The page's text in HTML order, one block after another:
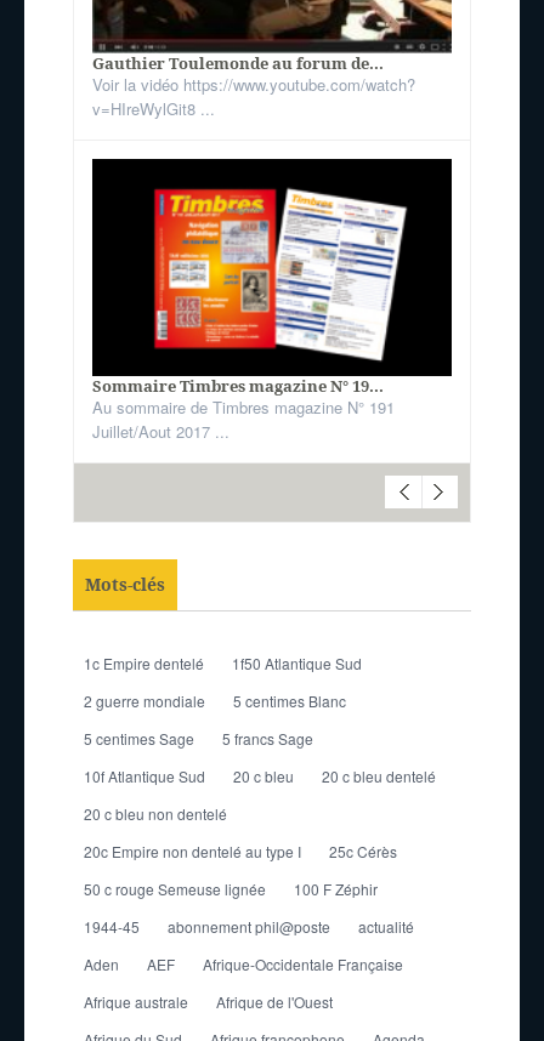
Gauthier Toulemonde au forum de...
Voir la vidéo https://www.youtube.com/watch?
v=HIreWylGit8 ...
Sommaire Timbres magazine N° 19...
Au sommaire de Timbres magazine N° 191
Juillet/Aout 2017 ...
Mots-clés
1c Empire dentelé
1f50 Atlantique Sud
2 guerre mondiale
5 centimes Blanc
5 centimes Sage
5 francs Sage
10f Atlantique Sud
20 c bleu
20 c bleu dentelé
20 c bleu non dentelé
20c Empire non dentelé au type I
25c Cérès
50 c rouge Semeuse lignée
100 F Zéphir
1944-45
abonnement phil@poste
actualité
Aden
AEF
Afrique-Occidentale Française
Afrique australe
Afrique de l'Ouest